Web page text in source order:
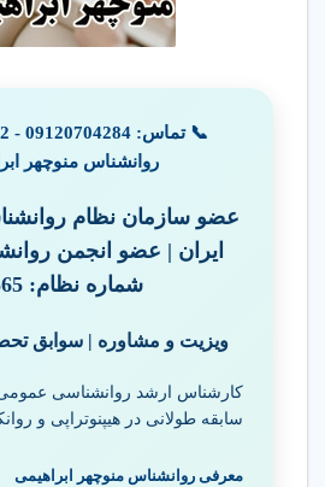
📞 تماس:09120704284
-
روانشناس منوچهر
عضو سازمان نظام
ایران | عضو انجمن
شماره نظام: 46565
ویزیت و مشاوره | سوابق
کارشناس ارشد روانشناسی
سابقه طولانی در هیپنوتراپی و
معرفی روانشناس منوچهر ابراهیمی